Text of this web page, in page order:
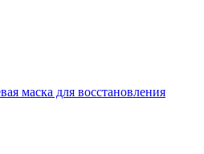
маска для восстановления